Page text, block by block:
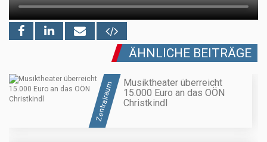
ÄHNLICHE BEITRÄGE
Zentralraum
Musiktheater überreicht
15.000 Euro an das OÖN
Christkindl